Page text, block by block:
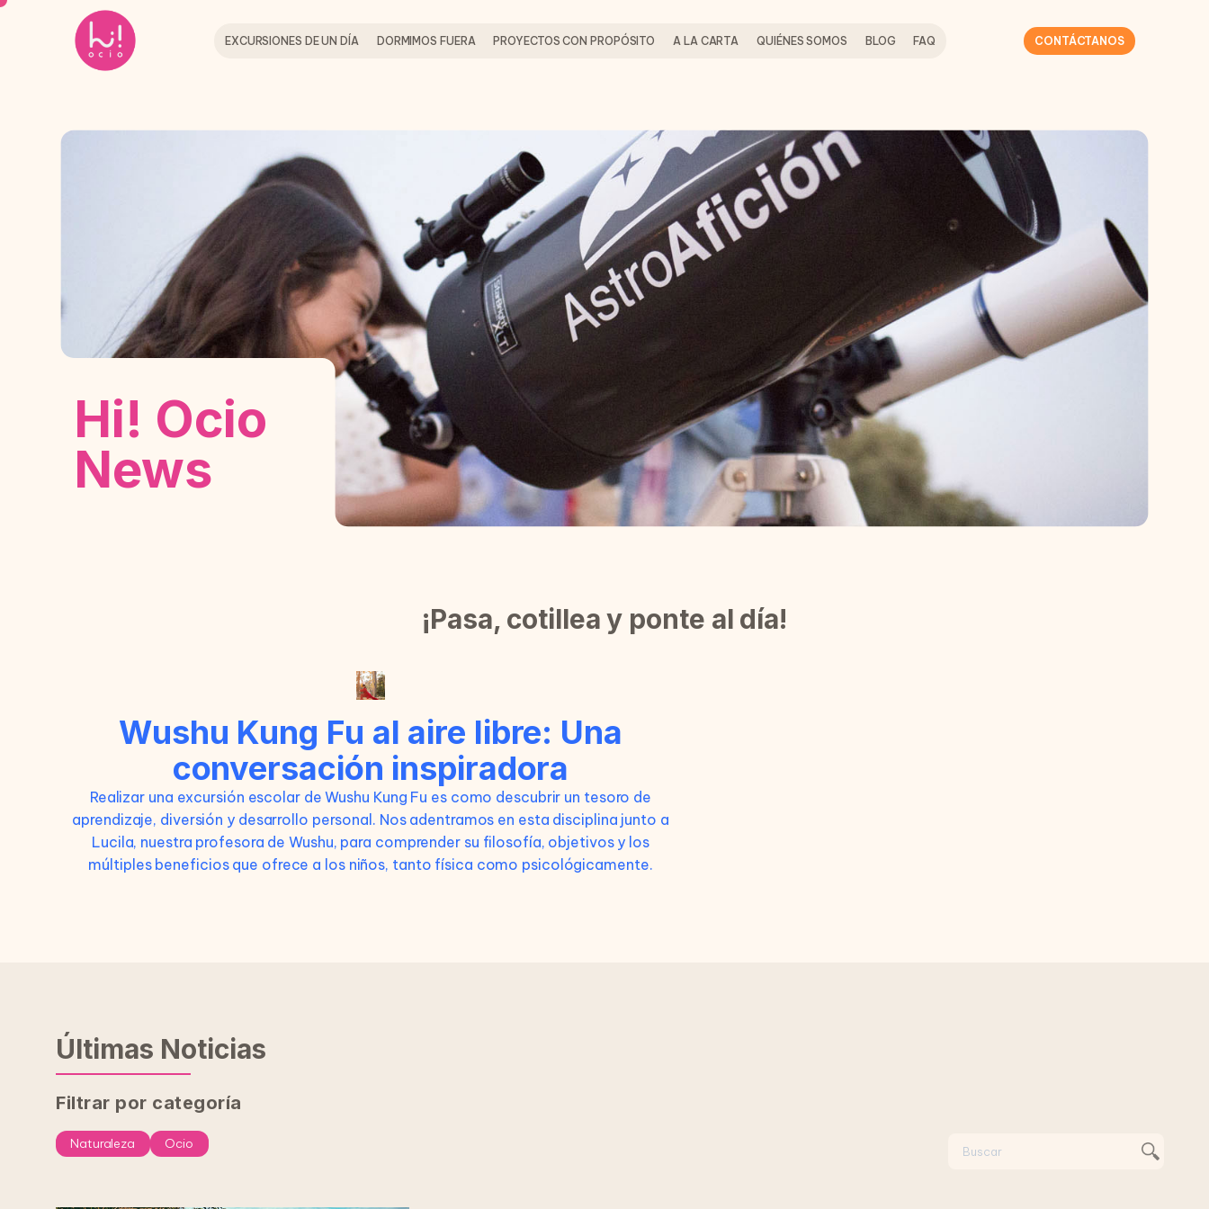
EXCURSIONES DE UN DÍA DORMIMOS FUERA PROYECTOS CON PROPÓSITO A LA CARTA QUIÉNES SOMOS BLOG FAQ CONTÁCTANOS
Hi! Ocio
News
¡Pasa, cotillea y ponte al día!
Wushu Kung Fu al aire libre: Una
conversación inspiradora
Realizar una excursión escolar de Wushu Kung Fu es como descubrir un tesoro de
aprendizaje, diversión y desarrollo personal. Nos adentramos en esta disciplina junto a
Lucila, nuestra profesora de Wushu, para comprender su filosofía, objetivos y los
múltiples beneficios que ofrece a los niños, tanto física como psicológicamente.
Últimas Noticias
Filtrar por categoría
Naturaleza Ocio